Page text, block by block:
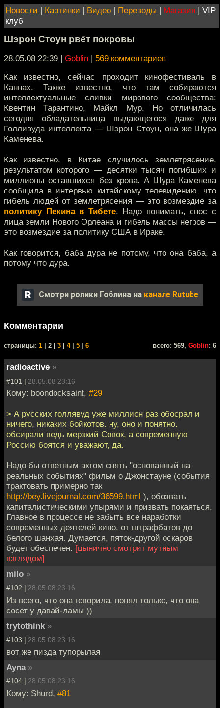
Новости | Картинки | Видео | Переводы | Магазин | VIP
клуб
Шэрон Стоун рвёт покровы
28.05.08 22:39 | Goblin | 569 комментариев
Как известно, сейчас проходит кинофестиваль в
Каннах. Также известно, что там собираются
интеллектуальные сливки мирового сообщества:
Квентин Тарантино, Майкл Мур. Но отличилась
сегодня обладательница выдающегося даже для
Голливуда интеллекта — Шэрон Стоун, она же Шура
Каменева.
Как известно, в Китае случилось землетрясение,
результатом которого — десятки тысяч погибших и
миллионы оставшихся без крова. А Шура Каменева
сообщила в интервью китайскому телевидению, что
гибель людей от землетрясения — это возмездие за
политику Пекина в Тибете. Надо понимать, снос с
лица земли Нового Орлеана и гибель массы негров —
это возмездие за политику США в Ираке.
Как говорится, баба дура не потому, что она баба, а
потому что дура.
Смотри ролики Гоблина на канале Rutube
Комментарии
cтраницы: 1 | 2 | 3 4| 5 6 всего: 569, Goblin: 6
radioactive »
#101 | 28.05.08 23:16
Кому: boondocksaint, #29
> А русских голлявуд уже миллион раз обосрал и
ничего, никаких бойкотов. ну, оно и понятно.
обсирали ведь мерзкий Совок, а современную
Россию боятся и уважают, да.
Надо бы ответным актом снять "основанный на
реальных событиях" фильм о Джонстауне (события
трактовать примерно так
http://bey.livejournal.com/36599.html ), обозвать
капиталистическими упырями и призвать покаяться.
Главное в процессе не забыть все наработки
современных деятелей кино, от штрафбатов до
белого шанхая. Думается, пяток-другой оскаров
будет обеспечен. [цынично смотрит мутным
взглядом]
milo »
#102 | 28.05.08 23:16
Из всего, что она говорила, понял только, что она
сосет у давай-ламы ))
trytothink »
#103 | 28.05.08 23:16
вот же пизда тупорылая
Ayna »
#104 | 28.05.08 23:16
Кому: Shurd, #81